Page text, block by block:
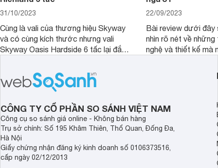
31/10/2023
Cùng là vali của thương hiệu Skyway
và có cùng kích thước nhưng vali
Skyway Oasis Hardside 6 tấc lại đắt
triệu đồng.
22/09/2023
Bài review dưới đây
nhìn rõ nét về những
nghệ và thiết kế mà
thể đưa ra quyết
CÔNG TY CỔ PHẦN SO SÁNH VIỆT NAM
Công cụ so sánh giá online - Không bán hàng
Trụ sở chính: Số 195 Khâm Thiên, Thổ Quan, Đống Đa,
Hà Nội
Giấy chứng nhận đăng ký kinh doanh số 0106373516,
cấp ngày 02/12/2013